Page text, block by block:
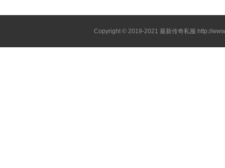
Copyright © 2019-2021最新传奇私服 http://